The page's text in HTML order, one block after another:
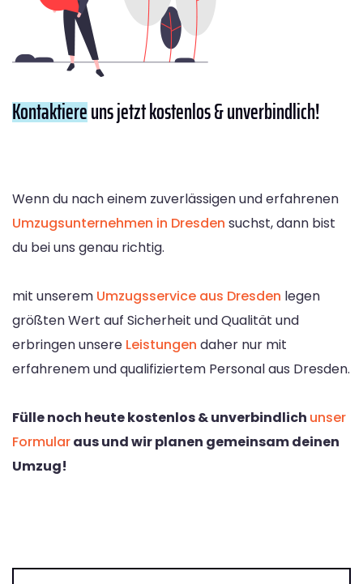
Kontaktiereuns jetzt kostenlos & unverbindlich!
Wenn du nach einem zuverlässigen und erfahrenen
Umzugsunternehmen in Dresden suchst, dann bist
du bei uns genau richtig.
mit unserem Umzugsservice aus Dresden legen
größten Wert auf Sicherheit und Qualität und
erbringen unsere Leistungen daher nur mit
erfahrenem und qualifiziertem Personal aus Dresden.
Fülle noch heute kostenlos & unverbindlich unser
Formularaus und wir planen gemeinsam deinen
Umzug!